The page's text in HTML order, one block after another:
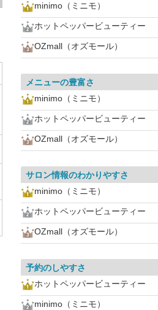
minimo（ミニモ）
ホットペッパービューティー
OZmall（オズモール）
メニューの豊富さ
minimo（ミニモ）
ホットペッパービューティー
OZmall（オズモール）
サロン情報のわかりやすさ
minimo（ミニモ）
ホットペッパービューティー
OZmall（オズモール）
予約のしやすさ
ホットペッパービューティー
minimo（ミニモ）